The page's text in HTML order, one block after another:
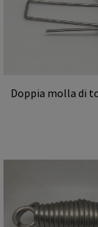
Doppia molla di